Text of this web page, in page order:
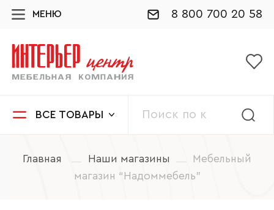
МЕНЮ 8 800 700 20 58
ВСЕ ТОВАРЫ
Главная Наши магазины
Мебельный
магазин “Надоммебель”